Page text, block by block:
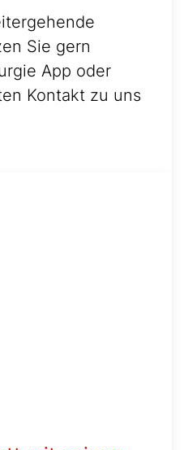
Sie gern
App oder
Kontakt zu uns